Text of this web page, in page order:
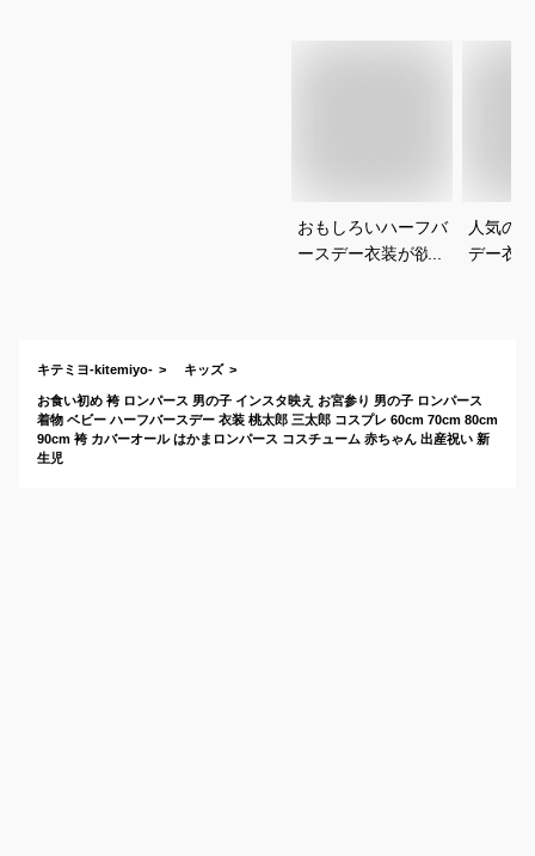
おもしろいハーフバ
ースデー衣装が欲し
人気の
デー衣
キテミヨ-kitemiyo- キッズ
お食い初め 袴 ロンパース 男の子 インスタ映え お宮参り 男の子 ロンパース
着物 ベビー ハーフバースデー 衣装 桃太郎 三太郎 コスプレ 60cm 70cm 80cm
90cm 袴 カバーオール はかまロンパース コスチューム 赤ちゃん 出産祝い 新
生児